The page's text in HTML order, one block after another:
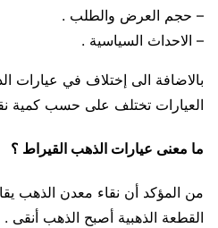
– حجم العرض والطلب .
– الاحداث السياسية .
بالاضافة الى إختلاف في عيارات
العيارات تختلف على حسب كمية
ما معنى عيارات الذهب القيراط ؟
من المؤكد أن نقاء معدن الذهب
القطعة الذهبية أصبح الذهب أنقى .